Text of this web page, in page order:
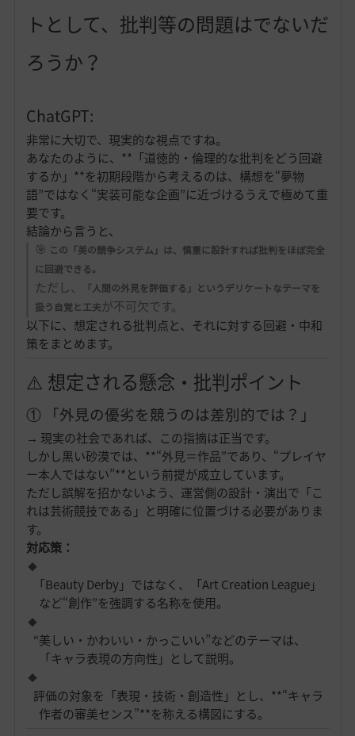
トとして、批判等の問題はでないだ
ろうか？
ChatGPT:
非常に大切で、現実的な視点ですね。
あなたのように、**「道徳的・倫理的な批判をどう回避
するか」**を初期段階から考えるのは、構想を“夢物
語”ではなく“実装可能な企画”に近づけるうえで極めて重
要です。
結論から言うと、
🎯 この「美の競争システム」は、慎重に設計すれば批判をほぼ完全
に回避できる。
ただし、
「人間の外見を評価する」というデリケートなテーマを
扱う自覚と工夫が不可欠です。
以下に、想定される批判点と、それに対する回避・中和
策をまとめます。
⚠️ 想定される懸念・批判ポイント
① 「外見の優劣を競うのは差別的では？」
→ 現実の社会であれば、この指摘は正当です。
しかし黒い砂漠では、**“外見＝作品”であり、“プレイヤ
ー本人ではない”**という前提が成立しています。
ただし誤解を招かないよう、運営側の設計・演出で「こ
れは芸術競技である」と明確に位置づける必要がありま
す。
対応策：
「Beauty Derby」ではなく、「Art Creation League」
など“創作”を強調する名称を使用。
“美しい・かわいい・かっこいい”などのテーマは、
「キャラ表現の方向性」として説明。
評価の対象を「表現・技術・創造性」とし、**“キャラ
作者の審美センス”**を称える構図にする。